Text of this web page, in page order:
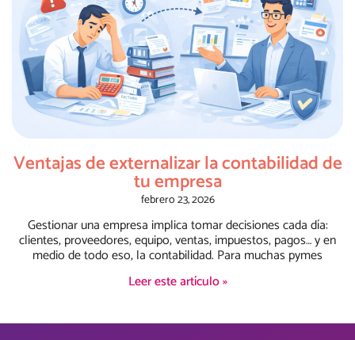
Ventajas de externalizar la contabilidad de
tu empresa
febrero 23, 2026
Gestionar una empresa implica tomar decisiones cada día:
clientes, proveedores, equipo, ventas, impuestos, pagos… y en
medio de todo eso, la contabilidad. Para muchas pymes
Leer este artículo »